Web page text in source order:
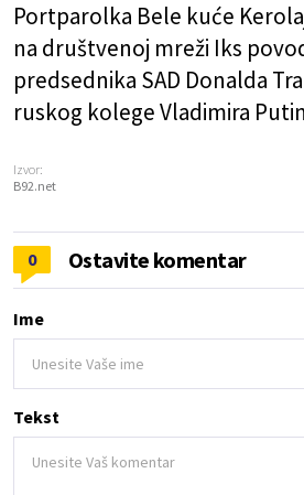
Portparolka Bele kuće
na društvenoj mreži Iks
predsednika SAD Donalda
ruskog kolege Vladimira
Izvor:
B92.net
0 Ostavite komentar
Ime
Tekst